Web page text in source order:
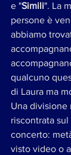
e "Simili". La
persone è
abbiamo
qualcuno
di Laura ma
Una divisione
riscontrata
concerto:
visto video o